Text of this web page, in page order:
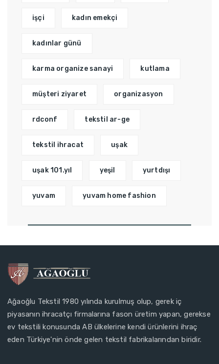
işçi kadın emekçi
kadınlar günü
karma organize sanayi kutlama
müşteri ziyaret organizasyon
rdconf tekstil ar-ge
tekstil ihracat uşak
uşak 101.yıl yeşil yurtdışı
yuvam yuvam home fashion
Ağaoğlu Tekstil 1980 yılında kurulmuş olup, gerek iç
piyasanın ihracatçı firmalarına fason üretim yapan, gerekse
ev tekstili konusunda AB ülkelerine kendi ürünlerini ihraç
eden Türkiye'nin önde gelen tekstil fabrikalarından biridir.